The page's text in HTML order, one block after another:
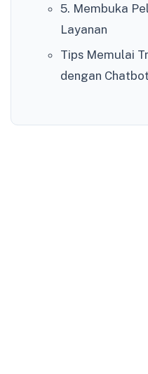
5. Membuka
Layanan
Tips Memulai
dengan